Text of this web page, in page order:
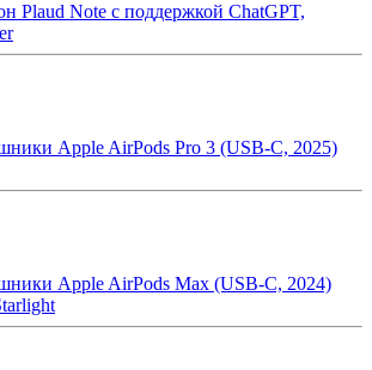
Plaud Note с поддержкой ChatGPT,
Apple AirPods Pro 3 (USB-C, 2025)
Apple AirPods Max (USB-C, 2024)